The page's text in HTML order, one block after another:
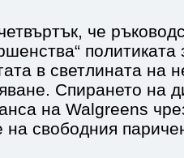
че
в светлината на
Спирането на
на Walgreens
свободния